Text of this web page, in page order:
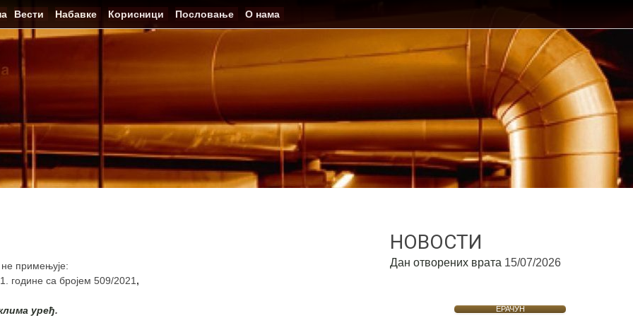
Вести Набавке Корисници Пословање О нама
не примењује:
године са бројем 509/2021 ,
уређ.
НОВОСТИ
Дан отворених врата 15/07/2026
ЕРАЧУН